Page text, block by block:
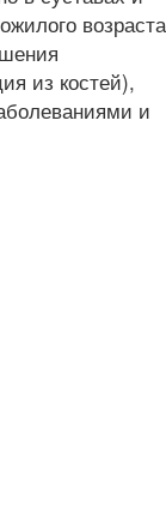
возраста
из костей),
и